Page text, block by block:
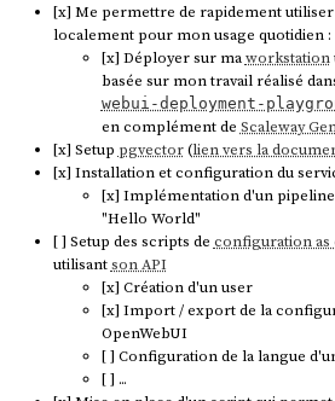
[x] Me permettre de rapidement
localement pour mon usage quotidien :
[x] Déployer sur maworkstation
basée sur mon travail réalisé
webui-deployment-
en complément deScaleway
[x] Setup pgvector(lien vers la
[x] Installation et configuration du
[x] Implémentation d'un
"Hello World"
[ ] Setup des scripts de configuration as
utilisantson API
[x] Création d'un user
[x] Import / export de la
OpenWebUI
[ ] Configuration de la langue
[ ] ...